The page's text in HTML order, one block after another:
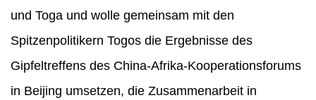
und Toga und wolle gemeinsam mit den
Spitzenpolitikern Togos die Ergebnisse des
Gipfeltreffens des China-Afrika-Kooperationsforums
in Beijing umsetzen, die Zusammenarbeit in